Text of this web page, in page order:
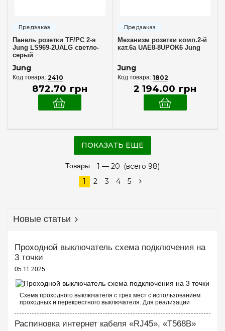
Панель розетки TF/PC 2-я
Jung LS969-2UALG светло-
серый
Jung
2410
872.70 грн
Механизм розетки комп.2-й
кат.6а UAE8-8UPOK6 Jung
Jung
1802
2 194.00 грн
ПОКАЗАТЬ ЕЩЕ
Товары 1 — 20 (всего 98)
1
2 3 4 5
Новые статьи
Проходной выключатель схема подключения на
3 точки
05.11.2025
Схема проходного выключателя с трех мест с использованием
проходных и перекрестного выключателя. Для реализации
следующие выключатели: ...
Распиновка интернет кабеля «RJ45», «T568B»